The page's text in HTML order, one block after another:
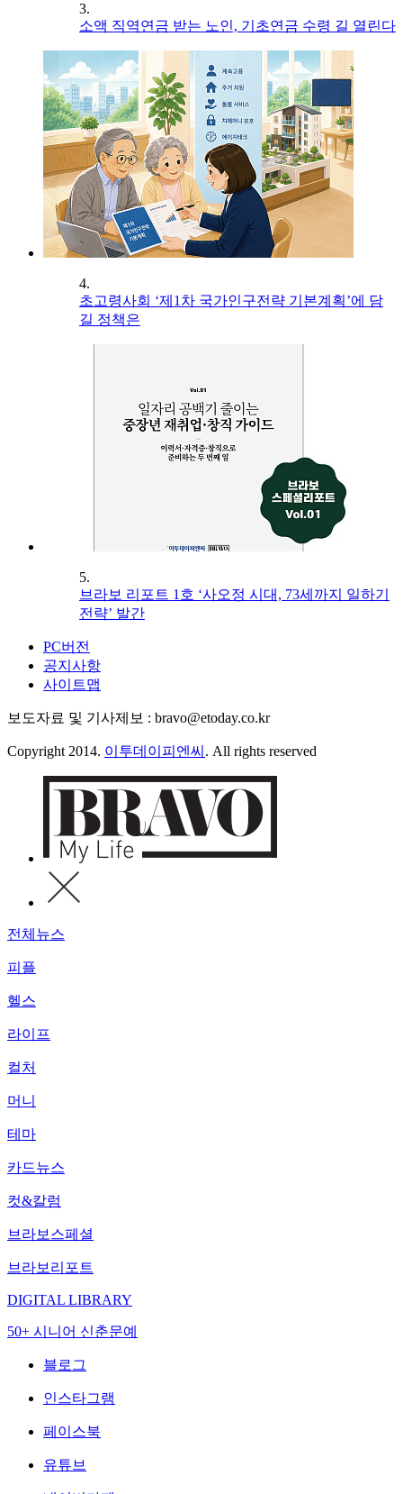
3.
소액 직역연금 받는 노인, 기초연금 수령 길 열린다
4.
초고령사회 ‘제1차 국가인구전략 기본계획’에 담
길 정책은
5.
브라보 리포트 1호 ‘사오정 시대, 73세까지 일하기
전략’ 발간
PC버전
공지사항
사이트맵
보도자료 및 기사제보 : bravo@etoday.co.kr
Copyright 2014. 이투데이피엔씨 . All rights reserved
전체뉴스
피플
헬스
라이프
컬처
머니
테마
카드뉴스
컷&칼럼
브라보스페셜
브라보리포트
DIGITAL LIBRARY
50+ 시니어 신춘문예
블로그
인스타그램
페이스북
유튜브